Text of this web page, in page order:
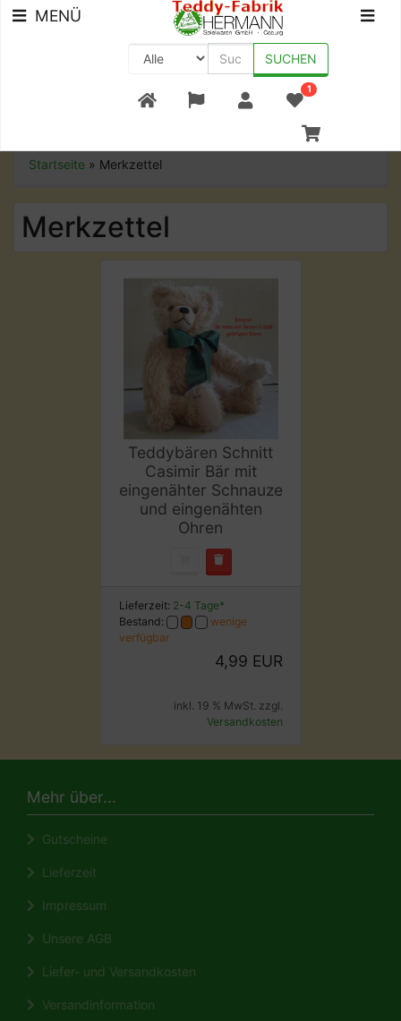
+49 (0) 9561-8590-0
MENÜ
SUCHEN
1
Startseite » Merkzettel
Merkzettel
Teddybären Schnitt
Casimir Bär mit
eingenähter Schnauze
und eingenähten
Ohren
Lieferzeit: 2-4 Tage*
Bestand:
wenige
verfügbar
4,99 EUR
inkl. 19 % MwSt. zzgl.
Versandkosten
Mehr über...
Gutscheine
Lieferzeit
Impressum
Unsere AGB
Liefer- und Versandkosten
Versandinformation